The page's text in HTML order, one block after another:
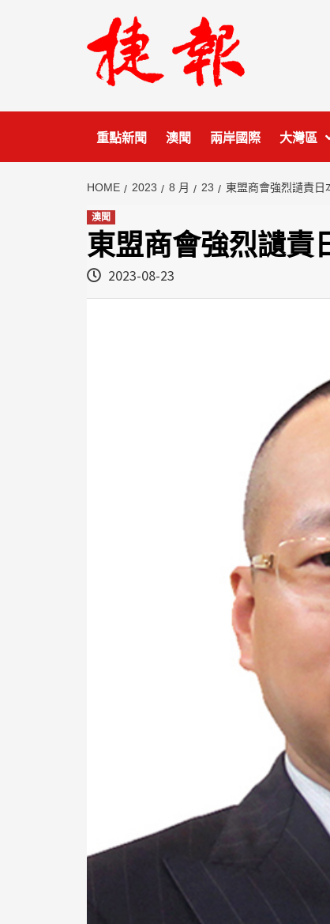
重點新聞 澳聞 兩岸國際 大灣區
HOME 2023 8 月 23 東盟商會強烈讉責日
澳聞
東盟商會強烈讉責
2023-08-23